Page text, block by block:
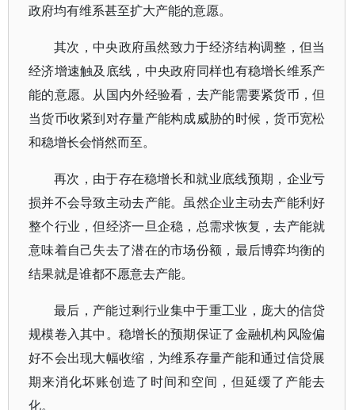
政府均有维系甚至扩大产能的意愿。
其次，中央政府虽然致力于经济结构调整，但当
经济增速触及底线，中央政府同样也有稳增长维系产
能的意愿。从国内外经验看，去产能需要紧货币，但
当货币收紧到对存量产能构成威胁的时候，货币宽松
和稳增长会悄然而至。
再次，由于存在稳增长和就业底线预期，企业亏
损并不会导致主动去产能。虽然企业主动去产能利好
整个行业，但经济一旦企稳，总需求恢复，去产能就
意味着自己失去了潜在的市场份额，最后博弈均衡的
结果就是谁都不愿意去产能。
最后，产能过剩行业集中于重工业，庞大的信贷
规模卷入其中。稳增长的预期保证了金融机构风险偏
好不会出现大幅收缩，为维系存量产能和通过信贷展
期来消化坏账创造了时间和空间，但延缓了产能去
化。